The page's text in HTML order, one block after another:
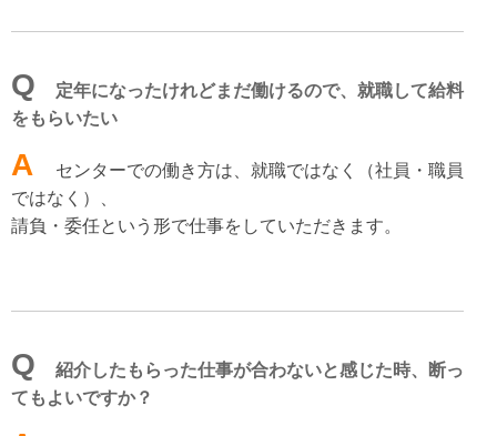
Q
定年になったけれどまだ働けるので、就職して給料
をもらいたい
A
センターでの働き方は、就職ではなく（社員・職員
ではなく）、
請負・委任という形で仕事をしていただきます。
Q
紹介したもらった仕事が合わないと感じた時、断っ
てもよいですか？